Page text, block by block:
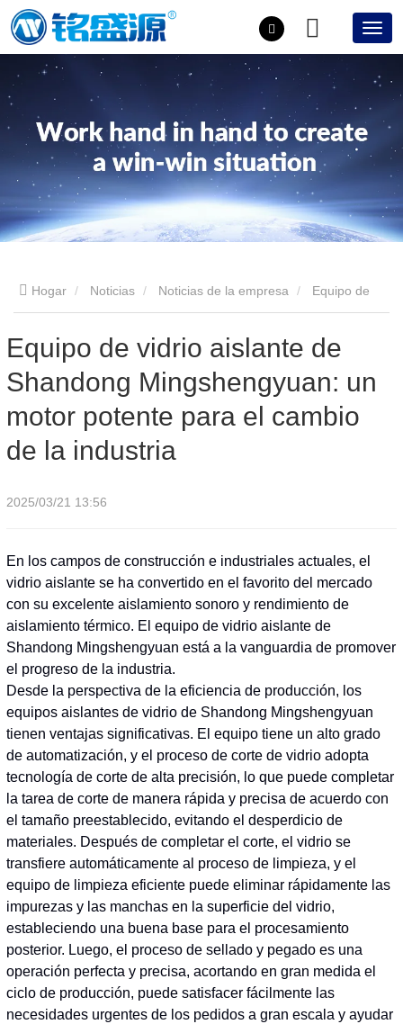
Hogar Noticias Noticias de la empresa
para el cambio de la industria
Equipo de vidrio aislante de
Shandong Mingshengyuan: un
motor potente para el cambio
de la industria
2025/03/21 13:56
En los campos de construcción e industriales actuales, el
vidrio aislante se ha convertido en el favorito del mercado
con su excelente aislamiento sonoro y rendimiento de
aislamiento térmico. El equipo de vidrio aislante de
Shandong Mingshengyuan está a la vanguardia de promover
el progreso de la industria.
Desde la perspectiva de la eficiencia de producción, los
equipos aislantes de vidrio de Shandong Mingshengyuan
tienen ventajas significativas. El equipo tiene un alto grado
de automatización, y el proceso de corte de vidrio adopta
tecnología de corte de alta precisión, lo que puede completar
la tarea de corte de manera rápida y precisa de acuerdo con
el tamaño preestablecido, evitando el desperdicio de
materiales. Después de completar el corte, el vidrio se
transfiere automáticamente al proceso de limpieza, y el
equipo de limpieza eficiente puede eliminar rápidamente las
impurezas y las manchas en la superficie del vidrio,
estableciendo una buena base para el procesamiento
posterior. Luego, el proceso de sellado y pegado es una
operación perfecta y precisa, acortando en gran medida el
ciclo de producción, puede satisfacer fácilmente las
necesidades urgentes de los pedidos a gran escala y ayudar